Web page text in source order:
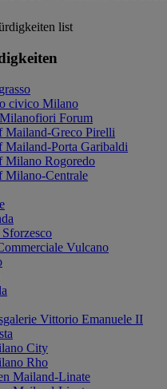
list
civico Milano
Forum
Mailand-Greco Pirelli
Mailand-Porta Garibaldi
Milano Rogoredo
Milano-Centrale
Vulcano
Vittorio Emanuele II
City
Rho
Mailand-Linate